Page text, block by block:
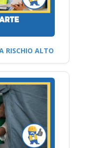
RISCHIO ALTO